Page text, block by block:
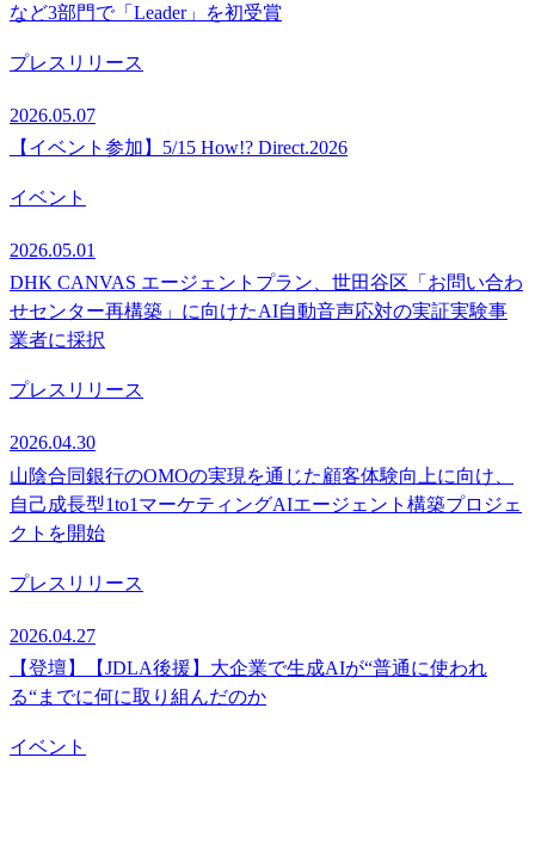
など3部門で「Leader」を初受賞
プレスリリース
2026.05.07
【イベント参加】5/15 How!? Direct.2026
イベント
2026.05.01
DHK CANVAS エージェントプラン、世田谷区「お問い合わ
せセンター再構築」に向けたAI自動音声応対の実証実験事
業者に採択
プレスリリース
2026.04.30
山陰合同銀行のOMOの実現を通じた顧客体験向上に向け、
自己成長型1to1マーケティングAIエージェント構築プロジェ
クトを開始
プレスリリース
2026.04.27
【登壇】【JDLA後援】大企業で生成AIが“普通に使われ
る“までに何に取り組んだのか
イベント